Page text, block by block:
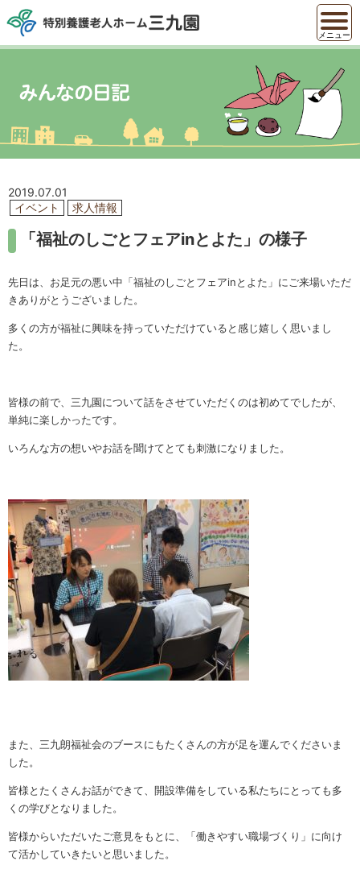
メニュー
「福祉のしごとフェアinとよた」の様子
2019.07.01
イベント
求人情報
先日は、お足元の悪い中「福祉のしごとフェアinとよた」にご来場いただ
きありがとうございました。
多くの方が福祉に興味を持っていただけていると感じ嬉しく思いまし
た。
皆様の前で、三九園について話をさせていただくのは初めてでしたが、
単純に楽しかったです。
いろんな方の想いやお話を聞けてとても刺激になりました。
また、三九朗福祉会のブースにもたくさんの方が足を運んでくださいま
した。
皆様とたくさんお話ができて、開設準備をしている私たちにとっても多
くの学びとなりました。
皆様からいただいたご意見をもとに、「働きやすい職場づくり」に向け
て活かしていきたいと思いました。